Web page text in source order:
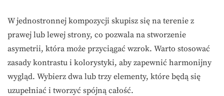
W jednostronnej kompozycji skupisz się na terenie z
prawej lub lewej strony, co pozwala na stworzenie
asymetrii, która może przyciągać wzrok. Warto stosować
zasady kontrastu i kolorystyki, aby zapewnić harmonijny
wygląd. Wybierz dwa lub trzy elementy, które będą się
uzupełniać i tworzyć spójną całość.